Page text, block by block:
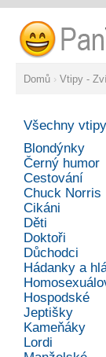
Domů › Vtipy -
Všechny vtipy
Blondýnky
Černý humor
Cestování
Chuck Norris
Cikáni
Děti
Doktoři
Důchodci
Hádanky a
Hospodské
Jeptišky
Kameňáky
Lordi